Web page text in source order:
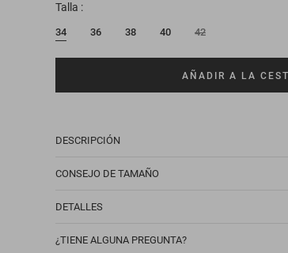
Talla
34 36 38 40 42
AÑADIR A LA
DESCRIPCIÓN
CONSEJO DE TAMAÑO
DETALLES
¿TIENE ALGUNA PREGUNTA?